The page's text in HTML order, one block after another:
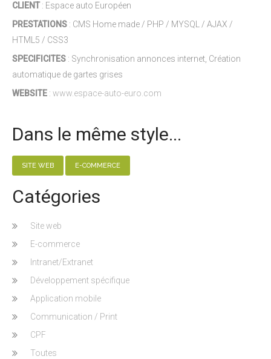
CLIENT: Espace auto Européen
PRESTATIONS : CMS Home made / PHP / MYSQL / AJAX /
HTML5 / CSS3
SPECIFICITES : Synchronisation annonces internet, Création
automatique de gartes grises
WEBSITE : www.espace-auto-euro.com
Dans le même style...
SITE WEB E-COMMERCE
Catégories
Site web
E-commerce
Intranet/Extranet
Développement spécifique
Application mobile
Communication / Print
CPF
Toutes